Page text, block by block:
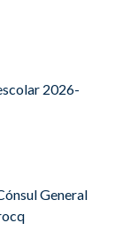
2026-
General